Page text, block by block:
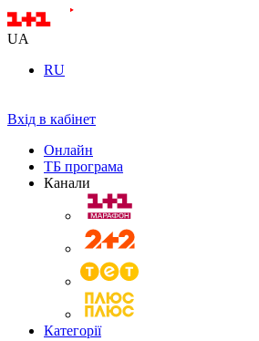
UA
RU
Вхід в кабінет
Онлайн
ТБ програма
Канали
Категорії